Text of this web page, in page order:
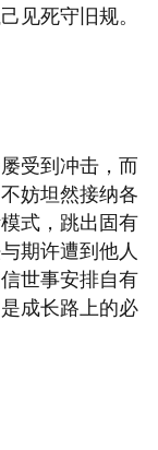
见死守旧规。
受到冲击，而
妨坦然接纳各
式，跳出固有
期许遭到他人
世事安排自有
成长路上的必